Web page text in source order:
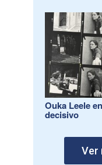
Ouka Leele
decisivo
Ver